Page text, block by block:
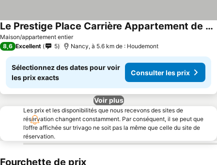
Maison/appartement entier
Le Prestige Place Carrière Appartement de Standing
8,6 Excellent 5 Nancy, à 5.6 km de : Houdemont
Sélectionnez des dates pour voir
les prix exacts
Consulter les prix
Voir plus
Les prix et les disponibilités que nous recevons des sites de
réservation changent constamment. Par conséquent, il se peut que
l’offre affichée sur trivago ne soit pas la même que celle du site de
réservation.
Fourchette de prix